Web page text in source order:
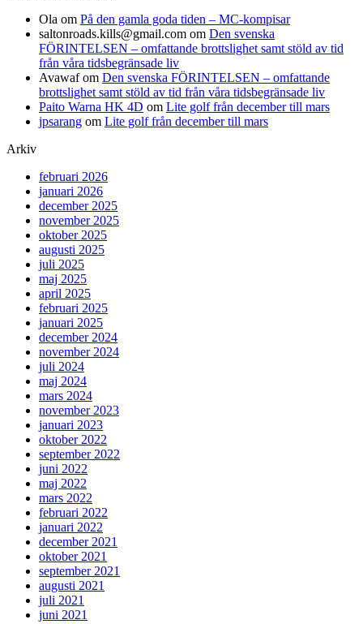
Ola om På den gamla goda tiden – MC-kompisar
saltonroads.kills@gmail.com om Den svenska
FÖRINTELSEN – omfattande brottslighet samt stöld av tid
från våra tidsbegränsade liv
Avawafom Den svenska FÖRINTELSEN – omfattande
brottslighet samt stöld av tid från våra tidsbegränsade liv
Paito Warna HK 4D om Lite golf från december till mars
jpsarang om Lite golf från december till mars
Arkiv
februari 2026
januari 2026
december 2025
november 2025
oktober 2025
augusti 2025
juli 2025
maj 2025
april 2025
februari 2025
januari 2025
december 2024
november 2024
juli 2024
maj 2024
mars 2024
november 2023
januari 2023
oktober 2022
september 2022
juni 2022
maj 2022
mars 2022
februari 2022
januari 2022
december 2021
oktober 2021
september 2021
augusti 2021
juli 2021
juni 2021